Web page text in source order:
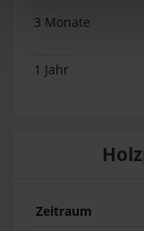
3 Monate
1 Jahr
Zeitraum